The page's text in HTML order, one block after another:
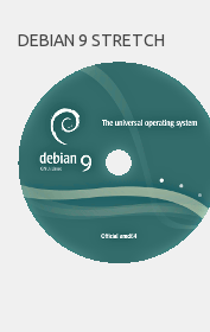
DEBIAN 9 STRETCH